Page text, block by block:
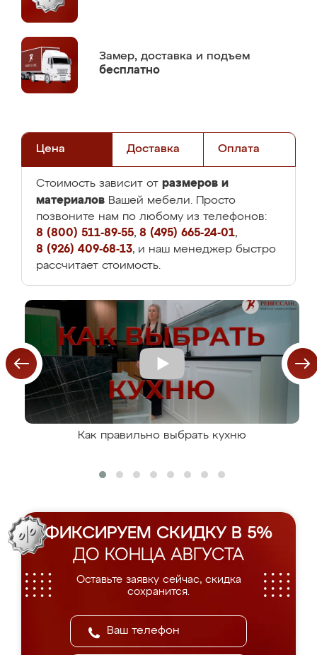
Замер, доставка и подъем
бесплатно
Цена Доставка Оплата
Стоимость зависит от размеров и
материалов Вашей мебели. Просто
позвоните нам по любому из телефонов:
8 (800) 511-89-55, 8 (495) 665-24-01,
8 (926) 409-68-13, и наш менеджер быстро
рассчитает стоимость.
Как правильно выбрать кухню
ФИКСИРУЕМ СКИДКУ В 5%
ДО КОНЦА АВГУСТА
Оставьте заявку сейчас, скидка
сохранится.